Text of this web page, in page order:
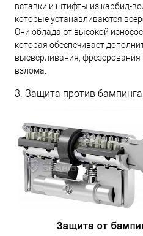
вставки и штифты из карбид-
которые устанавливаются
Они обладают высокой
которая обеспечивает
высверливания,
взлома.
3. Защита против бампинга.